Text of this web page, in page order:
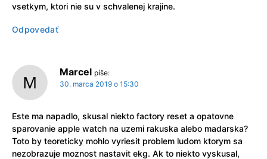
vsetkym, ktori nie su v schvalenej krajine.
Odpovedať
Marcel píše:
30. marca 2019 o 15:30
Este ma napadlo, skusal niekto factory reset a opatovne
sparovanie apple watch na uzemi rakuska alebo madarska?
Toto by teoreticky mohlo vyriesit problem ludom ktorym sa
nezobrazuje moznost nastavit ekg. Ak to niekto vyskusal,